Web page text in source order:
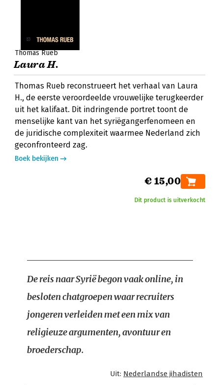
Thomas Rueb
Laura H.
Thomas Rueb reconstrueert het verhaal van Laura
H., de eerste veroordeelde vrouwelijke terugkeerder
uit het kalifaat. Dit indringende portret toont de
menselijke kant van het syriëgangerfenomeen en
de juridische complexiteit waarmee Nederland zich
geconfronteerd zag.
Boek bekijken
€ 15,00
Dit product is uitverkocht
De reis naar Syrië begon vaak online, in
besloten chatgroepen waar recruiters
jongeren verleiden met een mix van
religieuze argumenten, avontuur en
broederschap.
Uit: Nederlandse jihadisten